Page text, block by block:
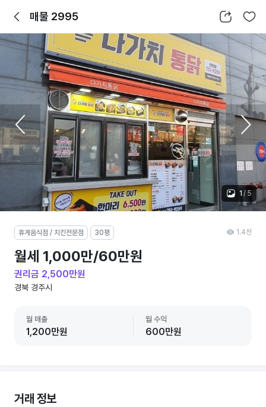
뒤로가기매물 2995 공유하기 찜하기
1 / 5
휴게음식점 / 치킨전문점 30평
월세 1,000만/60만원
권리금 2,500만원
경북 경주시
월 매출
1,200만원
월 수익
600만원
1.4천
거래 정보